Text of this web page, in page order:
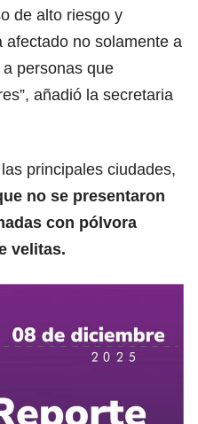
de alto riesgo y
afectado no solamente a
personas que
añadió la secretaria
principales ciudades,
no se presentaron
con pólvora
velitas.